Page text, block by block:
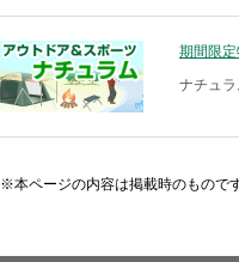
期間限
ナチュラ
※本ページの内容は掲載時のもので